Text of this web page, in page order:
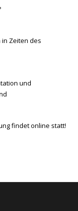
Zeiten des
und
findet online statt!